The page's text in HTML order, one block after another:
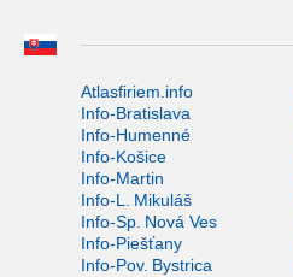
Atlasfiriem.info
Info-Bratislava
Info-Humenné
Info-Košice
Info-Martin
Info-L. Mikuláš
Info-Sp. Nová Ves
Info-Piešťany
Info-Pov. Bystrica